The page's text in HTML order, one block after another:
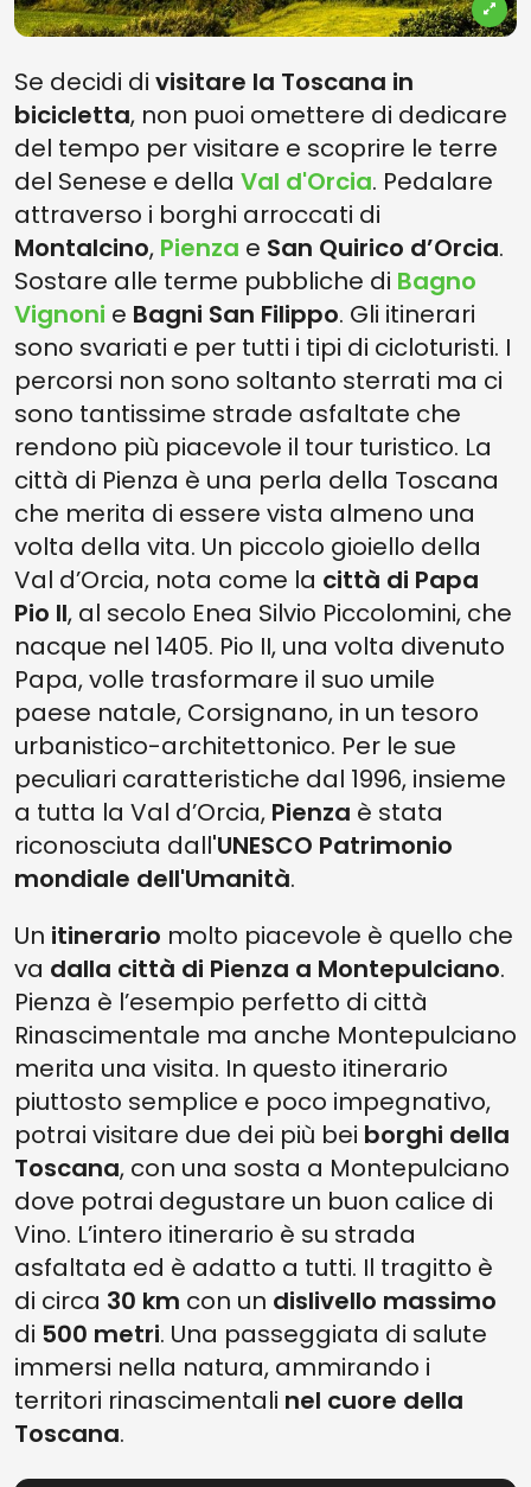
Se decidi di visitare la Toscana in
bicicletta, non puoi omettere di dedicare
del tempo per visitare e scoprire le terre
del Senese e della Val d'Orcia. Pedalare
attraverso i borghi arroccati di
Montalcino, Pienza e San Quirico d’Orcia.
Sostare alle terme pubbliche di Bagno
Vignoni e Bagni San Filippo. Gli itinerari
sono svariati e per tutti i tipi di cicloturisti. I
percorsi non sono soltanto sterrati ma ci
sono tantissime strade asfaltate che
rendono più piacevole il tour turistico. La
città di Pienza è una perla della Toscana
che merita di essere vista almeno una
volta della vita. Un piccolo gioiello della
Val d’Orcia, nota come la città di Papa
Pio II, al secolo Enea Silvio Piccolomini, che
nacque nel 1405. Pio II, una volta divenuto
Papa, volle trasformare il suo umile
paese natale, Corsignano, in un tesoro
urbanistico-architettonico. Per le sue
peculiari caratteristiche dal 1996, insieme
a tutta la Val d’Orcia, Pienza è stata
riconosciuta dall'UNESCO Patrimonio
mondiale dell'Umanità.
Un itinerario molto piacevole è quello che
va dalla città di Pienza a Montepulciano.
Pienza è l’esempio perfetto di città
Rinascimentale ma anche Montepulciano
merita una visita. In questo itinerario
piuttosto semplice e poco impegnativo,
potrai visitare due dei più bei borghi della
Toscana, con una sosta a Montepulciano
dove potrai degustare un buon calice di
Vino. L’intero itinerario è su strada
asfaltata ed è adatto a tutti. Il tragitto è
di circa 30 km con un dislivello massimo
di 500 metri. Una passeggiata di salute
immersi nella natura, ammirando i
territori rinascimentali nel cuore della
Toscana.